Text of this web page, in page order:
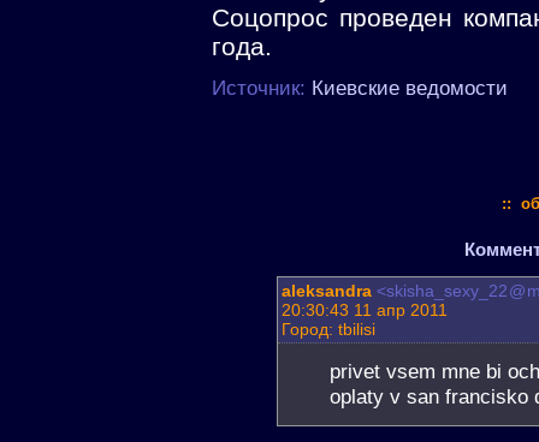
Соцопрос проведен
года.
Источник: Киевские ведомости
::
aleksandra <skisha_sexy_22@
20:30:43 11 апр 2011
Город: tbilisi
privet vsem mne bi
oplaty v san francisko